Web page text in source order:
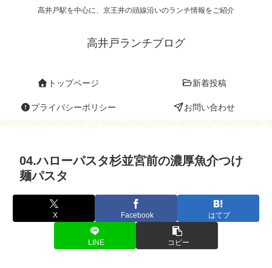
高井戸駅を中心に、京王井の頭線沿いのランチ情報をご紹介
高井戸ランチブログ
トップページ 新着投稿
プライバシーポリシー お問い合わせ
04.ハローパスタ杉並宮前の濃厚魚介つけ
麺パスタ
X Facebook はてブ
LINE コピー